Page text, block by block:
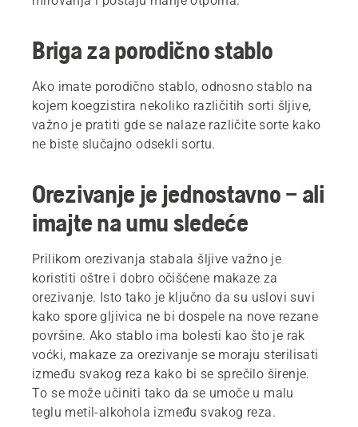
Briga za porodično stablo
Ako imate porodično stablo, odnosno stablo na
kojem koegzistira nekoliko različitih sorti šljive,
važno je pratiti gde se nalaze različite sorte kako
ne biste slučajno odsekli sortu.
Orezivanje je jednostavno – ali
imajte na umu sledeće
Prilikom orezivanja stabala šljive važno je
koristiti oštre i dobro očišćene makaze za
orezivanje. Isto tako je ključno da su uslovi suvi
kako spore gljivica ne bi dospele na nove rezane
površine. Ako stablo ima bolesti kao što je rak
voćki, makaze za orezivanje se moraju sterilisati
između svakog reza kako bi se sprečilo širenje.
To se može učiniti tako da se umoče u malu
teglu metil-alkohola između svakog reza.